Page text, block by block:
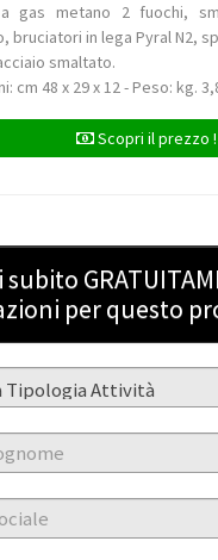
gas metano 2 fuochi,
bruciatori in lega Pyral N2,
smaltato.
cm 48 x 29 x 12 - Peso: kg.
Scopri il prezzo !
subito
per questo